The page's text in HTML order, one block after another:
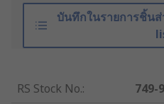
บันทึกในรายการชิ้น
RS Stock No.:
749-